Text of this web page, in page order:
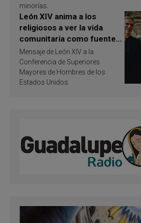
minorías.
León XIV anima a los
religiosos a ver la vida
comunitaria como fuente
de inspiración y
santificación
Mensaje de León XIV a la
Conferencia de Superiores
Mayores de Hombres de los
Estados Unidos